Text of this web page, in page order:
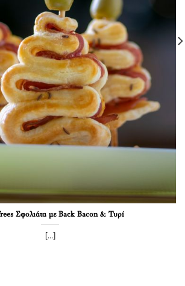
Σφολιάτα με Back Bacon & Τυρί
[...]